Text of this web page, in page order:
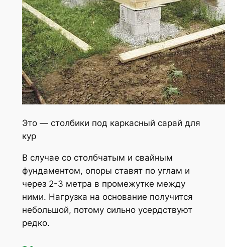
Это — столбики под каркасный сарай для
кур
В случае со столбчатым и свайным
фундаментом, опоры ставят по углам и
через 2-3 метра в промежутке между
ними. Нагрузка на основание получится
небольшой, потому сильно усердствуют
редко.